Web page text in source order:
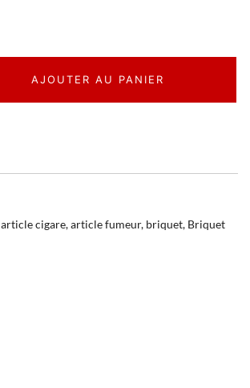
AJOUTER AU PANIER
article cigare,article fumeur, briquet, Briquet